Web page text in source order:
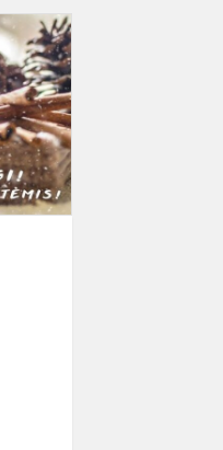
Šventinis
sveikinimas